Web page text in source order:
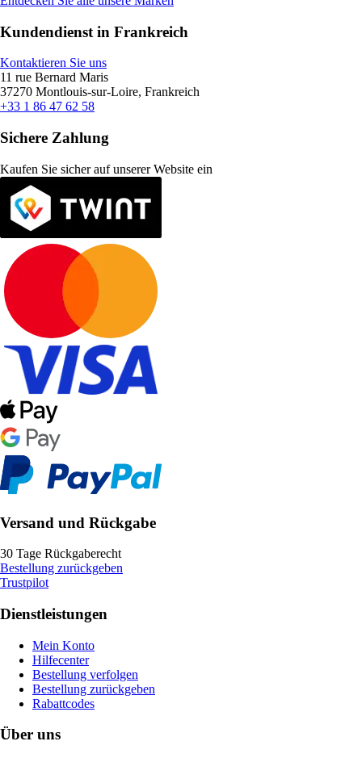
Kundendienst in Frankreich
Kontaktieren Sie uns
11 rue Bernard Maris
37270 Montlouis-sur-Loire, Frankreich
+33 1 86 47 62 58
Sichere Zahlung
Kaufen Sie sicher auf unserer Website ein
Versand und Rückgabe
30 Tage Rückgaberecht
Bestellung zurückgeben
Trustpilot
Dienstleistungen
Mein Konto
Hilfecenter
Bestellung verfolgen
Bestellung zurückgeben
Rabattcodes
Über uns